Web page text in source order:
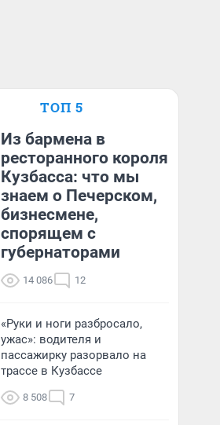
ТОП 5
Из бармена в
ресторанного короля
Кузбасса: что мы
знаем о Печерском,
бизнесмене,
спорящем с
губернаторами
14 086 12
«Руки и ноги разбросало,
ужас»: водителя и
пассажирку разорвало на
трассе в Кузбассе
8 508 7